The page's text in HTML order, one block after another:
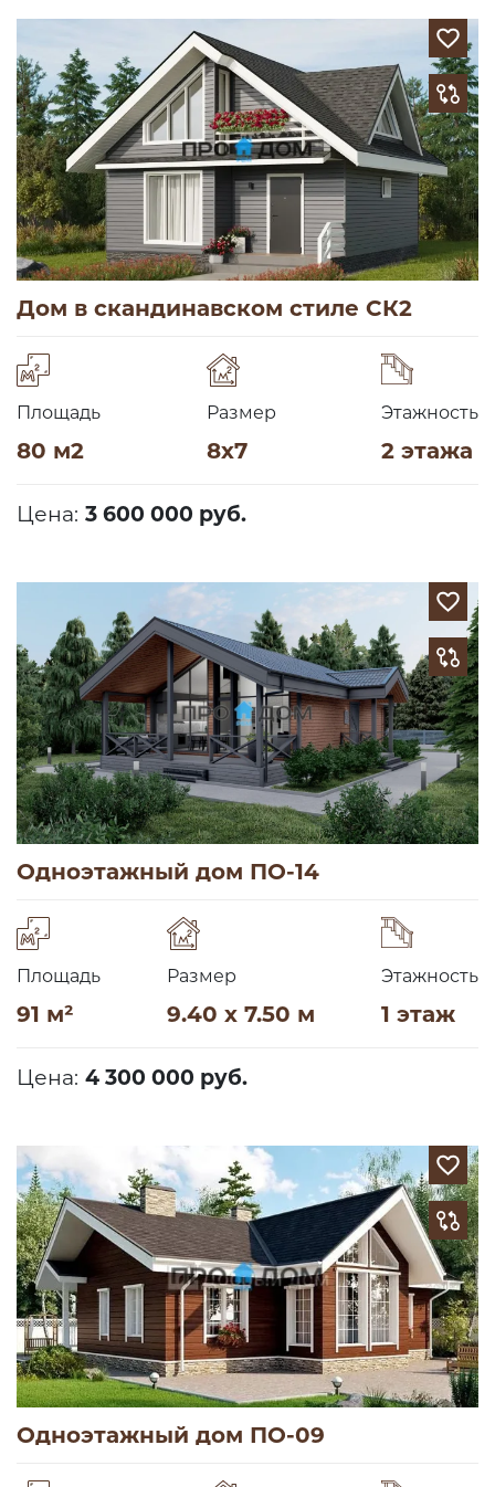
Дом в скандинавском стиле СК2
Площадь
80 м2
Размер
8х7
Этажность
2 этажа
Цена: 3 600 000 руб.
Одноэтажный дом ПО-14
Площадь
91 м²
Размер
9.40 x 7.50 м
Этажность
1 этаж
Цена: 4 300 000 руб.
Одноэтажный дом ПО-09